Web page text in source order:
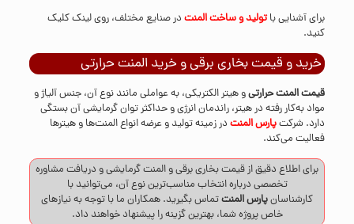
برای آشنایی باتولید و ساخت المنتدر صنایع مختلف، روی لینک کلیک
کنید.
خرید و قیمت بخاری برقی و خرید المنت حرارتی
قیمت المنت حرارتیو هیتر الکتریکی، به عواملی مانند نوع آن، جنس آلیاژ و
مواد به‌کار رفته در هیتر، راندمان انرژی و حداکثر توان گرمایشی آن بستگی
دارد. شرکتپارس المنتدر زمینه تولید و عرضه انواع المنت‌ها و هیترها
فعالیت می‌کند.
برای اطلاع دقیق از قیمت بخاری برقی و المنت گرمایشی و دریافت مشاوره
تخصصی درباره انتخاب مناسب‌ترین نوع آن، می‌توانید با
کارشناسانپارس المنتتماسبگیرید. همکاران ما با توجه به نیازهای
خاص پروژه شما، بهترین گزینه را پیشنهاد خواهند داد.